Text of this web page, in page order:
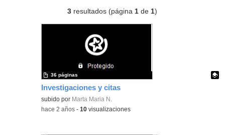
3 resultados (página1 de1)
Investigaciones y citas
Contenido educativo.
subido por Marta Maria N.
36 páginas
-hace 2 años -10 visualizaciones